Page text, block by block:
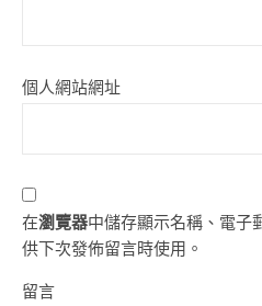
個人網站網址
在瀏覽器中儲存顯示名稱、電子
供下次發佈留言時使用。
留言